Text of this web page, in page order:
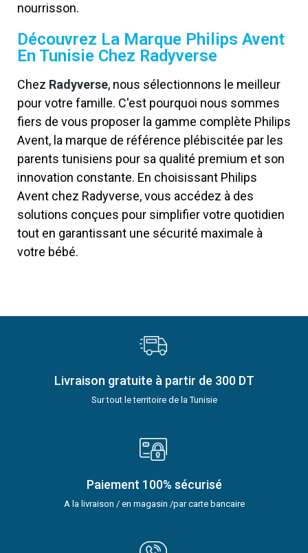
nourrisson.
Découvrez La Marque Philips Avent
En Tunisie Chez Radyverse
Chez Radyverse, nous sélectionnons le meilleur
pour votre famille. C'est pourquoi nous sommes
fiers de vous proposer la gamme complète Philips
Avent, la marque de référence plébiscitée par les
parents tunisiens pour sa qualité premium et son
innovation constante. En choisissant Philips
Avent chez Radyverse, vous accédez à des
solutions conçues pour simplifier votre quotidien
tout en garantissant une sécurité maximale à
votre bébé.
Livraison gratuite à partir de 300 DT
Sur tout le territoire de la Tunisie
Paiement 100% sécurisé
A la livraison / en magasin /par carte bancaire